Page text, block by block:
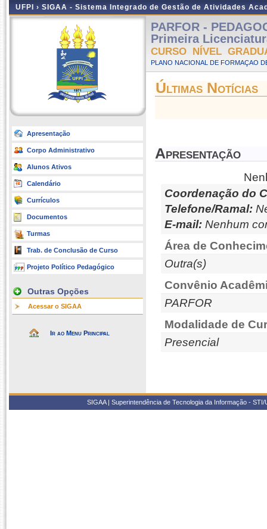
UFPI › SIGAA - Sistema Integrado de Gestão de Atividades
Apresentação
Corpo Administrativo
Alunos Ativos
Calendário
Currículos
Documentos
Turmas
Trab. de Conclusão de Curso
Projeto Político Pedagógico
Outras Opções
Acessar o SIGAA
Ir ao Menu Principal
PARFOR -
Primeira
CURSO NÍVEL
PLANO NACIONAL DE FORMAÇAO
Últimas Notícias
Apresentação
Coordenação do
Telefone/Ramal:
E-mail: Nenhum
Área de
Outra(s)
Convênio
PARFOR
Modalidade de
Presencial
SIGAA | Superintendência de Tecnologia da Informação -